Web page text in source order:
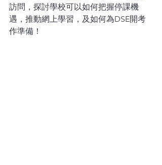
訪問，探討學校可以如何把握停課機
遇，推動網上學習，及如何為DSE開考
作準備！